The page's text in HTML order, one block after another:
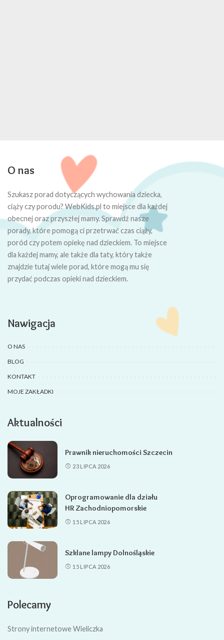
O nas
Szukasz porad dotyczących wychowania dziecka,
ciąży czy porodu? WebKids.pl to miejsce dla każdej
obecnej oraz przyszłej mamy. Sprawdź nasze
porady, które pomogą ci przetrwać czas ciąży,
poród czy potem opiekę nad dzieckiem. To miejsce
dla każdej mamy, ale także dla taty, który także
znajdzie tutaj wiele porad, które mogą mu się
przydać podczas opieki nad dzieckiem.
Nawigacja
O NAS
BLOG
KONTAKT
MOJE ZAKŁADKI
Aktualności
Prawnik nieruchomości Szczecin
23 LIPCA 2026
Oprogramowanie dla działu
HR Zachodniopomorskie
15 LIPCA 2026
Szklane lampy Dolnośląskie
15 LIPCA 2026
Polecamy
Strony internetowe Wieliczka